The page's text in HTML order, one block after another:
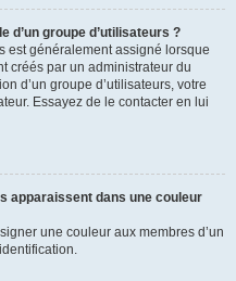
d’un groupe d’utilisateurs ?
est généralement assigné lorsque
créés par un administrateur du
d’un groupe d’utilisateurs, votre
Essayez de le contacter en lui
apparaissent dans une couleur
une couleur aux membres d’un